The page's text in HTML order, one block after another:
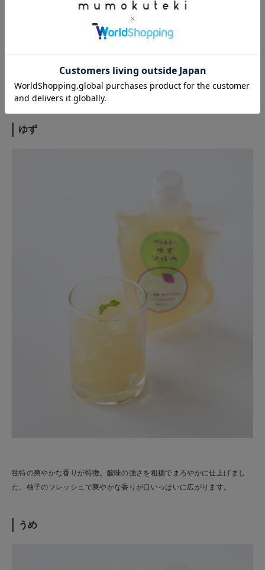
和歌山産はっさく果汁を使用。甘酸っぱく、さっぱりとした味わい。ほど
よい酸味とクセになる苦みの大人な味わいが魅力｡
ゆず
独特の爽やかな香りが特徴。酸味の強さを粗糖でまろやかに仕上げまし
た。柚子のフレッシュで爽やかな香りが口いっぱいに広がります。
うめ